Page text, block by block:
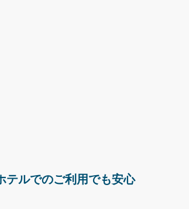
テルでのご利用でも安心